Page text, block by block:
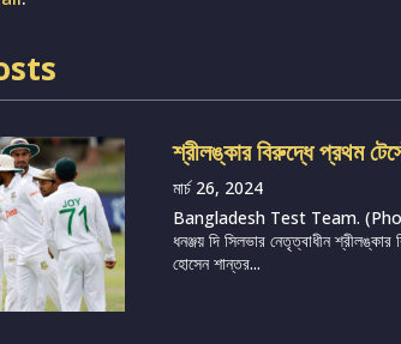
শ্রীলঙ্কার বিরুদ্ধে প্রথম
মার্চ 26, 2024
Bangladesh Test Team.
ধনঞ্জয় দি সিলভার নেতৃত্বাধীন
হোসেন শান্তর...